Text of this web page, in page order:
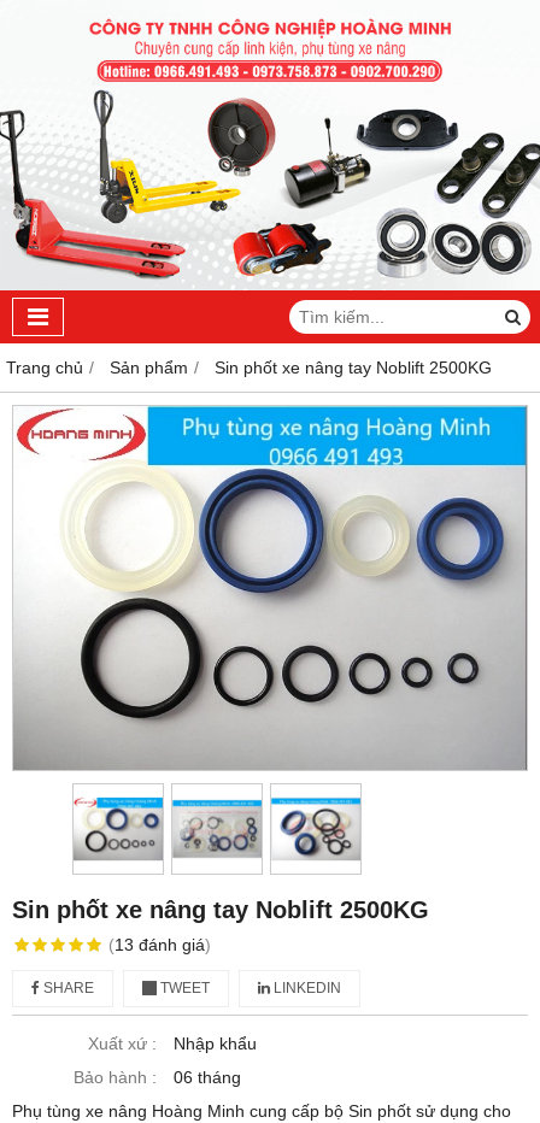
Trang chủ Sản phẩm Sin phốt xe nâng tay Noblift 2500KG
Sin phốt xe nâng tay Noblift 2500KG
(13 đánh giá)
SHARE TWEET LINKEDIN
Xuất xứ :
Nhập khẩu
Bảo hành :
06 tháng
Phụ tùng xe nâng Hoàng Minh cung cấp bộ Sin phốt sử dụng cho